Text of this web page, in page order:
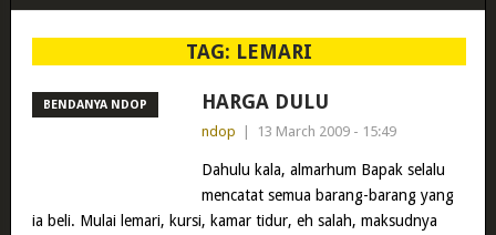
TAG: LEMARI
BENDANYA NDOP HARGA DULU
ndop 13 March 2009 - 15:49
Dahulu kala, almarhum Bapak selalu
mencatat semua barang-barang yang
ia beli. Mulai lemari, kursi, kamar tidur, eh salah, maksudnya